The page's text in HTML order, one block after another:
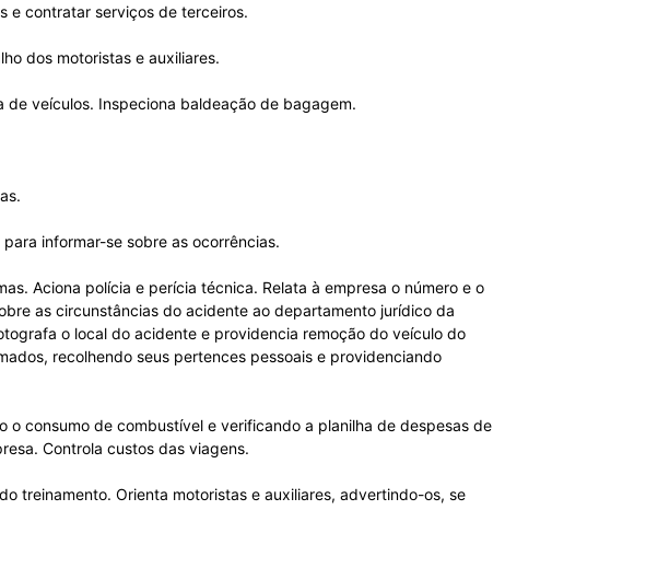
e contratar serviços de terceiros.
dos motoristas e auxiliares.
veículos. Inspeciona baldeação de bagagem.
informar-se sobre as ocorrências.
Aciona polícia e perícia técnica. Relata à empresa o número e o
as circunstâncias do acidente ao departamento jurídico da
o local do acidente e providencia remoção do veículo do
recolhendo seus pertences pessoais e providenciando
consumo de combustível e verificando a planilha de despesas de
Controla custos das viagens.
treinamento. Orienta motoristas e auxiliares, advertindo-os, se